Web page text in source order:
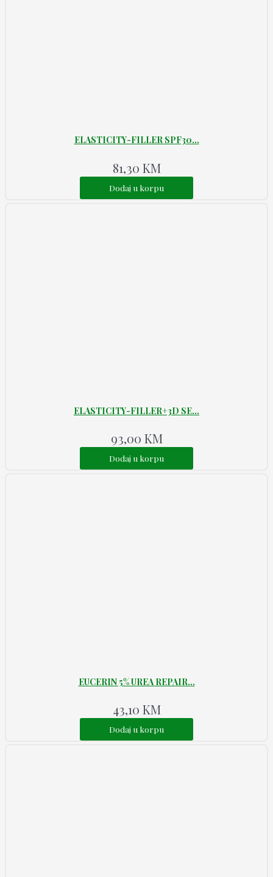
ELASTICITY-FILLER SPF30...
81,30 KM
Dodaj u korpu
ELASTICITY-FILLER+3D SE...
93,00 KM
Dodaj u korpu
EUCERIN 5% UREA REPAIR...
43,10 KM
Dodaj u korpu